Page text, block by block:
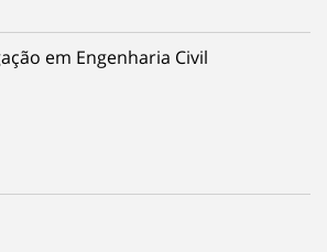
em Engenharia Civil